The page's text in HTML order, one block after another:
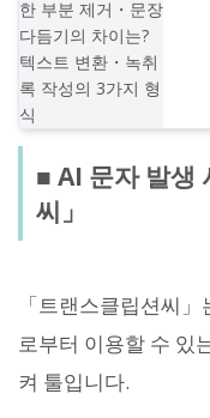
한 부분 제거・문장
다듬기의 차이는?
텍스트 변환・녹취
록 작성의 3가지 형
식
■ AI 문자 발생
씨」
「트랜스클립션씨
로부터 이용할 수 있
켜 툴입니다.